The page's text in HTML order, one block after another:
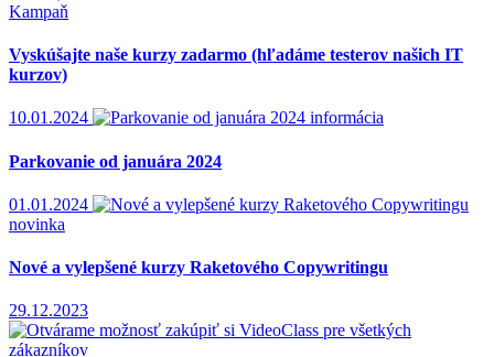
Kampaň
Vyskúšajte naše kurzy zadarmo (hľadáme testerov našich IT
kurzov)
10.01.2024 informácia
Parkovanie od januára 2024
01.01.2024
novinka
Nové a vylepšené kurzy Raketového Copywritingu
29.12.2023